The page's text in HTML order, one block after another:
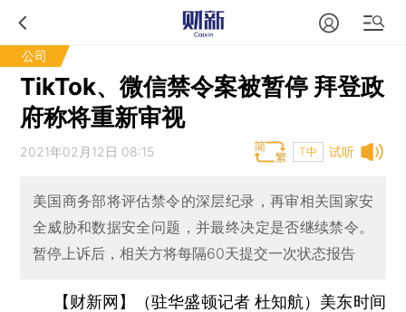
公司
TikTok、微信禁令案被暂停 拜登政
府称将重新审视
试听
2021年02月12日 08:15 T中
美国商务部将评估禁令的深层纪录，再审相关国家安
全威胁和数据安全问题，并最终决定是否继续禁令。
暂停上诉后，相关方将每隔60天提交一次状态报告
【财新网】（驻华盛顿记者 杜知航） 美东时间